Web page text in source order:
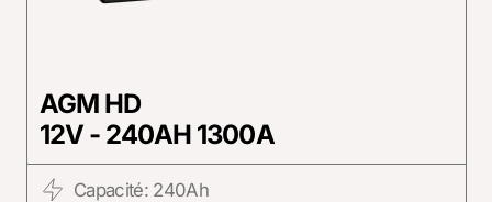
AGM HD
12V - 240AH 1300A
Capacité: 240Ah